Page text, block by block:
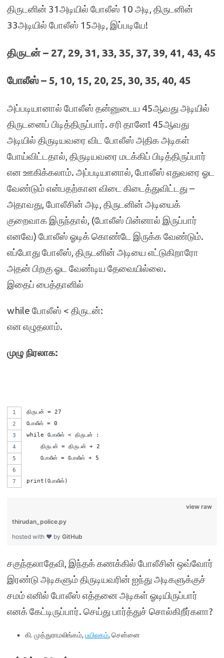
திருடனின் 31அடியில் போலீஸ் 10 அடி, திருடனின்
33அடியில் போலீஸ் 15அடி, இப்படியே!
திருடன் – 27, 29, 31, 33, 35, 37, 39, 41, 43, 45
போலீஸ் – 5, 10, 15, 20, 25, 30, 35, 40, 45
அப்படியானால் போலீஸ் தன்னுடைய 45ஆவது அடியில்
திருடனைப் பிடித்திருப்பார். சரி தானே! 45ஆவது
அடியில் திருடியவரை விட போலீஸ் அதிக அடிகள்
போய்விட்டதால், திருடியவரை மடக்கிப் பிடித்திருப்பார்
என ஊகிக்கலாம். அப்படியானால், போலீஸ் எதுவரை ஓட
வேண்டும் என்பதற்கான விடை கிடைத்துவிட்டது –
அதாவது, போலீசின் அடி, திருடனின் அடியைக்
குறைவாக இருந்தால், (போலீஸ் பின்னால் இருப்பார்
எனவே) போலீஸ் ஓடிக் கொண்டே இருக்க வேண்டும்.
எப்போது போலீஸ், திருடனின் அடியை எட்டுகிறாரோ
அதன் பிறகு ஓட வேண்டிய தேவையில்லை.
இதைப் பைத்தானில்
while போலீஸ் < திருடன்:
என எழுதலாம்.
முழு நிரலாக:
திருடன் = 27
போலீஸ் = 0
while போலீஸ் < திருடன் :
    திருடன் = திருடன் + 2
    போலீஸ் = போலீஸ் + 5
print(போலீஸ்)
view raw
thirudan_police.py
hosted with ❤ by GitHub
சகுந்தலாதேவி, இந்தக் கணக்கில் போலீசின் ஒவ்வோர்
இரண்டு அடிகளும் திருடியவரின் ஐந்து அடிகளுக்குச்
சமம் எனில் போலீஸ் எத்தனை அடிகள் ஓடியிருப்பார்
எனக் கேட்டிருப்பார். செய்து பார்த்துச் சொல்கிறீர்களா?
கி. முத்துராமலிங்கம், பயிலகம், சென்னை